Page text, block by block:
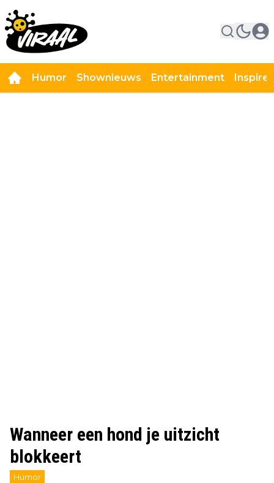
Humor Shownieuws Entertainment
Wanneer een hond je uitzicht
blokkeert
Humor